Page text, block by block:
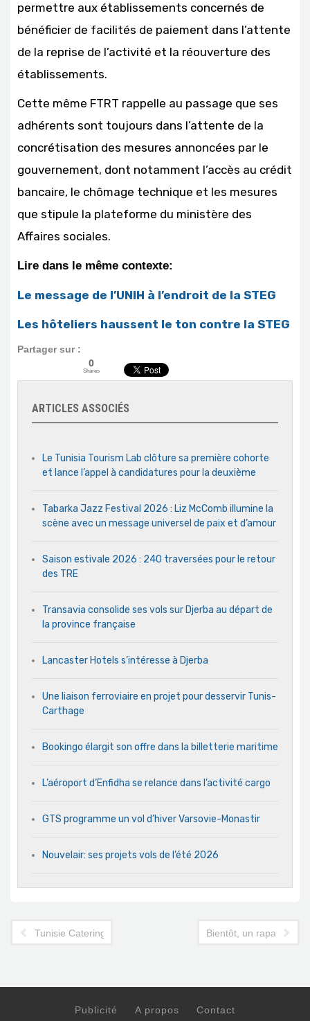
permettre aux établissements concernés de
bénéficier de facilités de paiement dans l’attente
de la reprise de l’activité et la réouverture des
établissements.
Cette même FTRT rappelle au passage que ses
adhérents sont toujours dans l’attente de la
concrétisation des mesures annoncées par le
gouvernement, dont notamment l’accès au crédit
bancaire, le chômage technique et les mesures
que stipule la plateforme du ministère des
Affaires sociales.
Lire dans le même contexte:
Le message de l’UNIH à l’endroit de la STEG
Les hôteliers haussent le ton contre la STEG
Partager sur :
0
Shares
ARTICLES ASSOCIÉS
Le Tunisia Tourism Lab clôture sa première cohorte
et lance l’appel à candidatures pour la deuxième
Tabarka Jazz Festival 2026 : Liz McComb illumine la
scène avec un message universel de paix et d’amour
Saison estivale 2026 : 240 traversées pour le retour
des TRE
Transavia consolide ses vols sur Djerba au départ de
la province française
Lancaster Hotels s’intéresse à Djerba
Une liaison ferroviaire en projet pour desservir Tunis-
Carthage
Bookingo élargit son offre dans la billetterie maritime
L’aéroport d’Enfidha se relance dans l’activité cargo
GTS programme un vol d’hiver Varsovie-Monastir
Nouvelair: ses projets vols de l’été 2026
Tunisie Catering réfute les intoxications alimentaires dans un
Bientôt, un
Publicité A propos Contact